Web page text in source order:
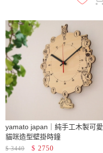
yamato japan｜純手工木製可愛
貓咪造型壁掛時鐘
$3440 $ 2750